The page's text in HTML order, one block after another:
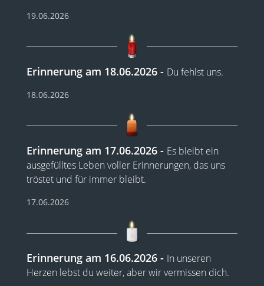
19.06.2026
Erinnerung am 18.06.2026 Du fehlst uns.
18.06.2026
Erinnerung am 17.06.2026
Es bleibt ein
ausgefülltes Leben voller Erinnerungen, das uns
tröstet und für immer bleibt.
17.06.2026
Erinnerung am 16.06.2026
In unseren
Herzen lebst du weiter, aber wir vermissen dich.